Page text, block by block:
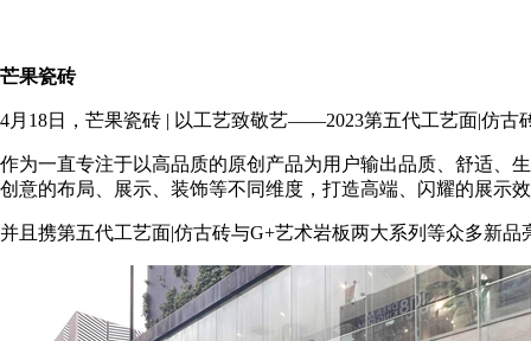
芒果瓷砖
4月18日，芒果瓷砖 | 以工艺致敬艺——2023第五代工艺面|仿古
作为一直专注于以高品质的原创产品为用户输出品质、舒适、
创意的布局、展示、装饰等不同维度，打造高端、闪耀的展示
并且携第五代工艺面|仿古砖与G+艺术岩板两大系列等众多新